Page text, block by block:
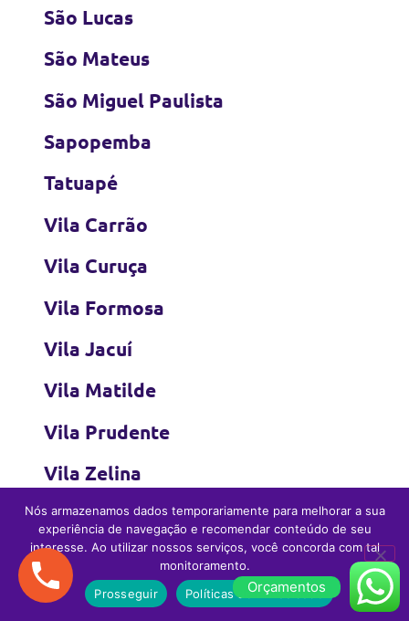
São Lucas
São Mateus
São Miguel Paulista
Sapopemba
Tatuapé
Vila Carrão
Vila Curuça
Vila Formosa
Vila Jacuí
Vila Matilde
Vila Prudente
Vila Zelina
Zona Sul
Água Funda
Orçamentos
Nós armazenamos dados temporariamente para melhorar a sua
experiência de navegação e recomendar conteúdo de seu
interesse. Ao utilizar nossos serviços, você concorda com tal
monitoramento.
Prosseguir
Políticas de Privacidade